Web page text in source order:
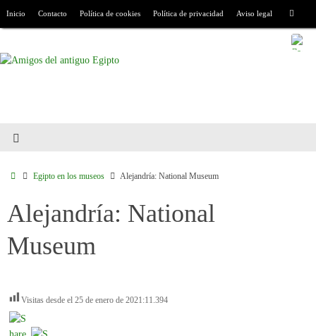
Inicio Contacto Política de cookies Política de privacidad Aviso legal
Egipto en los museos Alejandría: National Museum
Alejandría: National
Museum
Visitas desde el 25 de enero de 2021:11.394